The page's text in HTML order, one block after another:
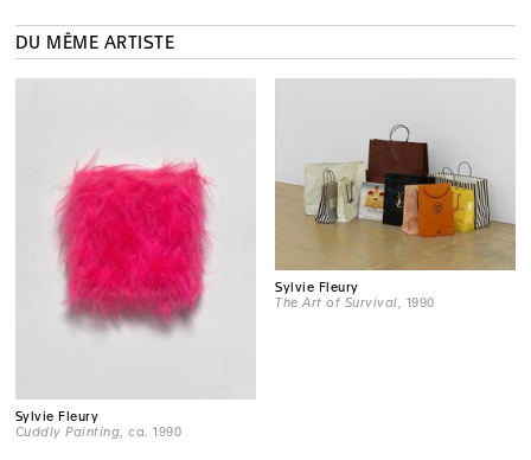
DU MÊME ARTISTE
Sylvie Fleury
Cuddly Painting , ca. 1990
Sylvie Fleury
The Art of Survival , 1990